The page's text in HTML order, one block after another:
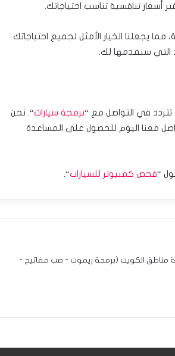
أسعار تنافسية تناسب احتياجاتك.
يجعلنا الخيار الأمثل لجميع احتياجاتك
التي سنقدمها لك.
تتردد في التواصل مع “برمجة سيارات“. نحن
معنا اليوم للحصول على المساعدة
“فحص كمبيوتر للسيارات“.
نوفر كافة خدمات برمجة السيارات 24 ساعة لكافة مناطق الكويت (برمجة ريموت - صب مفاتيح -